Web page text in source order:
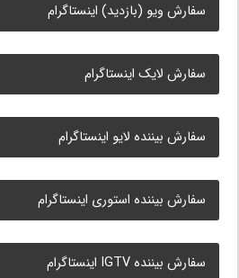
سفارش ویو (بازدید) اینستاگرام
سفارش لایک اینستاگرام
سفارش بیننده لایو اینستاگرام
سفارش بیننده استوری اینستاگرام
سفارش بیننده IGTV اینستاگرام